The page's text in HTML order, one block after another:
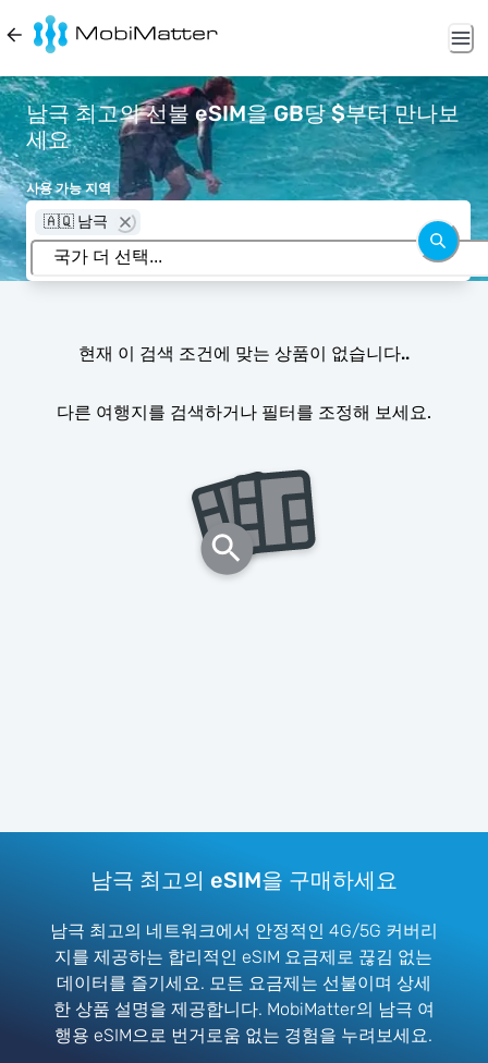
남극 최고의 선불 eSIM을 GB당 $부터 만나보
세요
사용 가능 지역
🇦🇶 남극
현재 이 검색 조건에 맞는 상품이 없습니다..
다른 여행지를 검색하거나 필터를 조정해 보세요.
남극 최고의 eSIM을 구매하세요
남극 최고의 네트워크에서 안정적인 4G/5G 커버리
지를 제공하는 합리적인 eSIM 요금제로 끊김 없는
데이터를 즐기세요. 모든 요금제는 선불이며 상세
한 상품 설명을 제공합니다. MobiMatter의 남극 여
행용 eSIM으로 번거로움 없는 경험을 누려보세요.